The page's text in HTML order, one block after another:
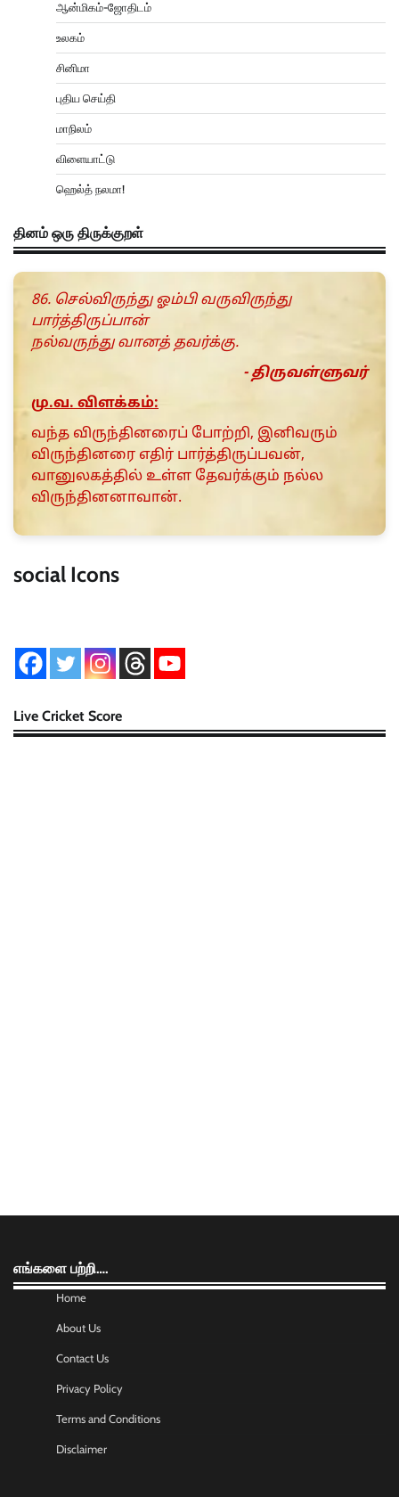
ஆன்மிகம்-ஜோதிடம்
உலகம்
சினிமா
புதிய செய்தி
மாநிலம்
விளையாட்டு
ஹெல்த் நலமா!
தினம் ஒரு திருக்குறள்
86. செல்விருந்து ஓம்பி வருவிருந்து
பார்த்திருப்பான்
நல்வருந்து வானத் தவர்க்கு.
- திருவள்ளுவர்
மு.வ. விளக்கம்:
வந்த விருந்தினரைப் போற்றி, இனிவரும்
விருந்தினரை எதிர் பார்த்திருப்பவன்,
வானுலகத்தில் உள்ள தேவர்க்கும் நல்ல
விருந்தினனாவான்.
social Icons
Live Cricket Score
எங்களை பற்றி….
Home
About Us
Contact Us
Privacy Policy
Terms and Conditions
Disclaimer